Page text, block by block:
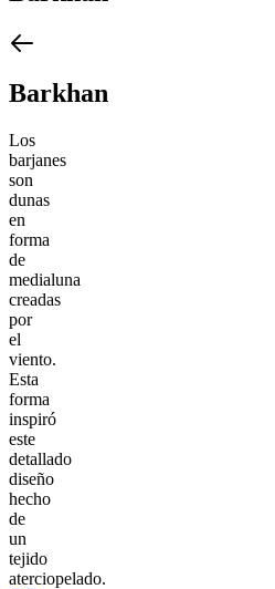
Barkhan
Los
barjanes
son
dunas
en
forma
de
medialuna
creadas
por
el
viento.
Esta
forma
inspiró
este
detallado
diseño
hecho
de
un
tejido
aterciopelado.